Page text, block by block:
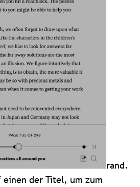
rand.
einen der Titel, um zum